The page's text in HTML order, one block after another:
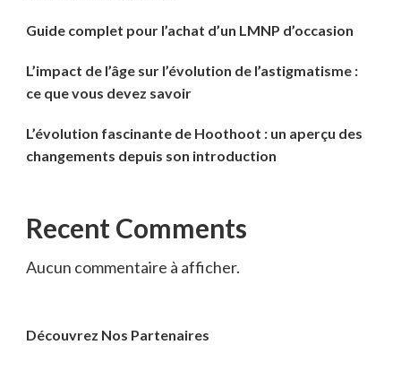
Guide complet pour l’achat d’un LMNP d’occasion
L’impact de l’âge sur l’évolution de l’astigmatisme :
ce que vous devez savoir
L’évolution fascinante de Hoothoot : un aperçu des
changements depuis son introduction
Recent Comments
Aucun commentaire à afficher.
Découvrez Nos Partenaires